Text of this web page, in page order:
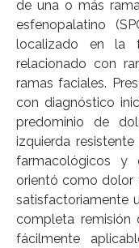
de una o más
esfenopalatino
localizado en la
relacionado con
ramas faciales.
con diagnóstico
predominio de
izquierda
farmacológicos y
orientó como dolor
satisfactoriamente
completa remisión
fácilmente